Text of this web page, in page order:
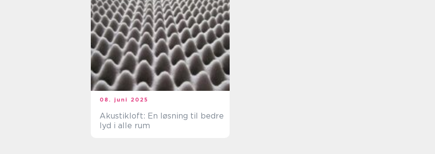
08. juni 2025
Akustikloft: En løsning til bedre
lyd i alle rum